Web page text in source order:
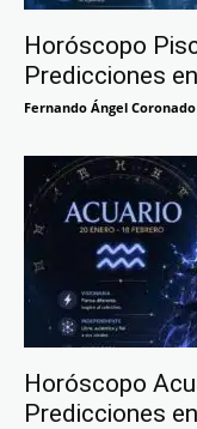
Horóscopo
Predicciones
Fernando Ángel Coronado
Horóscopo
Predicciones